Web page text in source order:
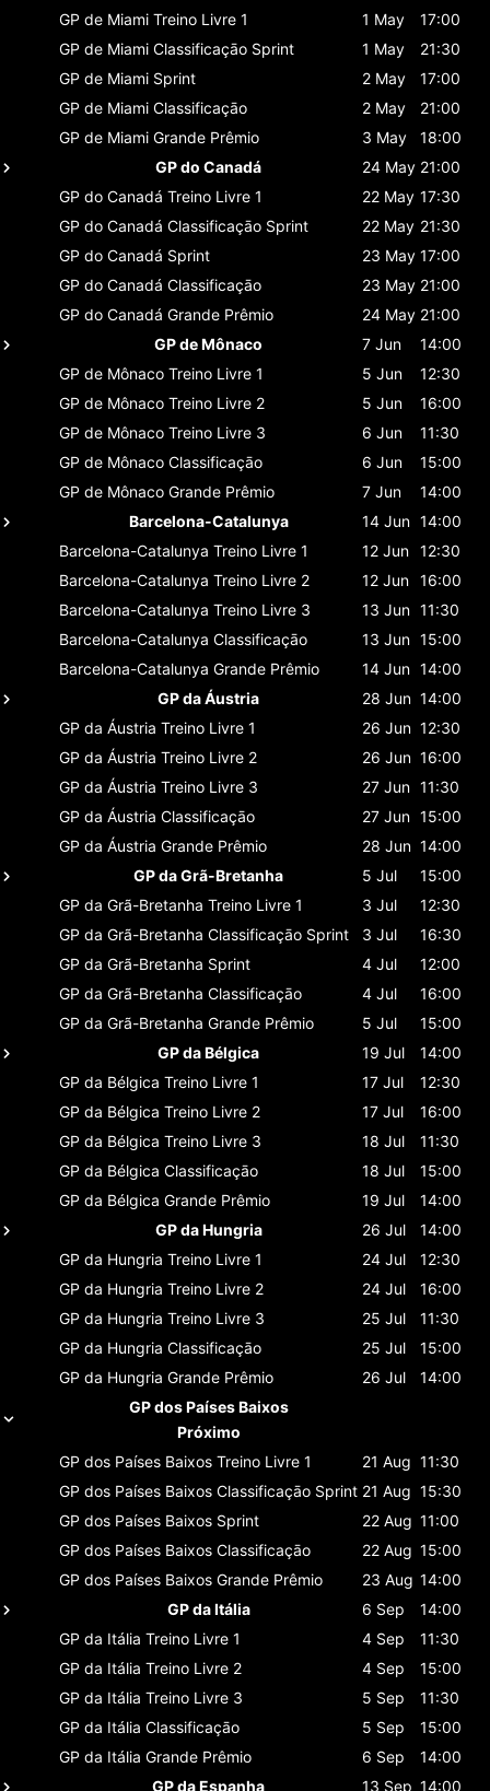
GP de Miami Treino Livre 1 1 May
17:00
GP de Miami Classificaçāo Sprint 1 May
21:30
GP de Miami Sprint 2 May
17:00
GP de Miami Classificaçāo 2 May
21:00
GP de Miami Grande Prêmio 3 May
18:00
GP do Canadá
24 May 21:00
GP do Canadá Treino Livre 1 22 May 17:30
GP do Canadá Classificaçāo Sprint 22 May 21:30
GP do Canadá Sprint 23 May 17:00
GP do Canadá Classificaçāo 23 May 21:00
GP do Canadá Grande Prêmio 24 May 21:00
GP de Mônaco
7 Jun
14:00
GP de Mônaco Treino Livre 1 5 Jun
12:30
GP de Mônaco Treino Livre 2 5 Jun
16:00
GP de Mônaco Treino Livre 3 6 Jun
11:30
GP de Mônaco Classificaçāo 6 Jun
15:00
GP de Mônaco Grande Prêmio 7 Jun
14:00
Barcelona-Catalunya
14 Jun 14:00
Barcelona-Catalunya Treino Livre 1 12 Jun 12:30
Barcelona-Catalunya Treino Livre 2 12 Jun 16:00
Barcelona-Catalunya Treino Livre 3 13 Jun 11:30
Barcelona-Catalunya Classificaçāo 13 Jun 15:00
Barcelona-Catalunya Grande Prêmio 14 Jun 14:00
GP da Áustria
28 Jun 14:00
GP da Áustria Treino Livre 1 26 Jun 12:30
GP da Áustria Treino Livre 2 26 Jun 16:00
GP da Áustria Treino Livre 3 27 Jun 11:30
GP da Áustria Classificaçāo 27 Jun 15:00
GP da Áustria Grande Prêmio 28 Jun 14:00
GP da Grã-Bretanha
5 Jul
15:00
GP da Grã-Bretanha Treino Livre 1 3 Jul
12:30
GP da Grã-Bretanha Classificaçāo Sprint 3 Jul
16:30
GP da Grã-Bretanha Sprint 4 Jul
12:00
GP da Grã-Bretanha Classificaçāo 4 Jul
16:00
GP da Grã-Bretanha Grande Prêmio 5 Jul
15:00
GP da Bélgica
19 Jul
14:00
GP da Bélgica Treino Livre 1 17 Jul
12:30
GP da Bélgica Treino Livre 2 17 Jul
16:00
GP da Bélgica Treino Livre 3 18 Jul
11:30
GP da Bélgica Classificaçāo 18 Jul
15:00
GP da Bélgica Grande Prêmio 19 Jul
14:00
GP da Hungria
26 Jul
14:00
GP da Hungria Treino Livre 1 24 Jul
12:30
GP da Hungria Treino Livre 2 24 Jul
16:00
GP da Hungria Treino Livre 3 25 Jul
11:30
GP da Hungria Classificaçāo 25 Jul
15:00
GP da Hungria Grande Prêmio 26 Jul
14:00
GP dos Países Baixos
Próximo
GP dos Países Baixos Treino Livre 1 21 Aug 11:30
GP dos Países Baixos Classificaçāo Sprint 21 Aug 15:30
GP dos Países Baixos Sprint 22 Aug 11:00
GP dos Países Baixos Classificaçāo 22 Aug 15:00
GP dos Países Baixos Grande Prêmio 23 Aug 14:00
GP da Itália
6 Sep
14:00
GP da Itália Treino Livre 1 4 Sep
11:30
GP da Itália Treino Livre 2 4 Sep
15:00
GP da Itália Treino Livre 3 5 Sep
11:30
GP da Itália Classificaçāo 5 Sep
15:00
GP da Itália Grande Prêmio 6 Sep
14:00
GP da Espanha
13 Sep 14:00